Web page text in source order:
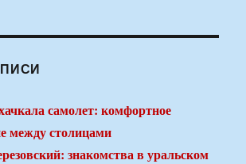
самолет: комфортное
между столицами
знакомства в уральском